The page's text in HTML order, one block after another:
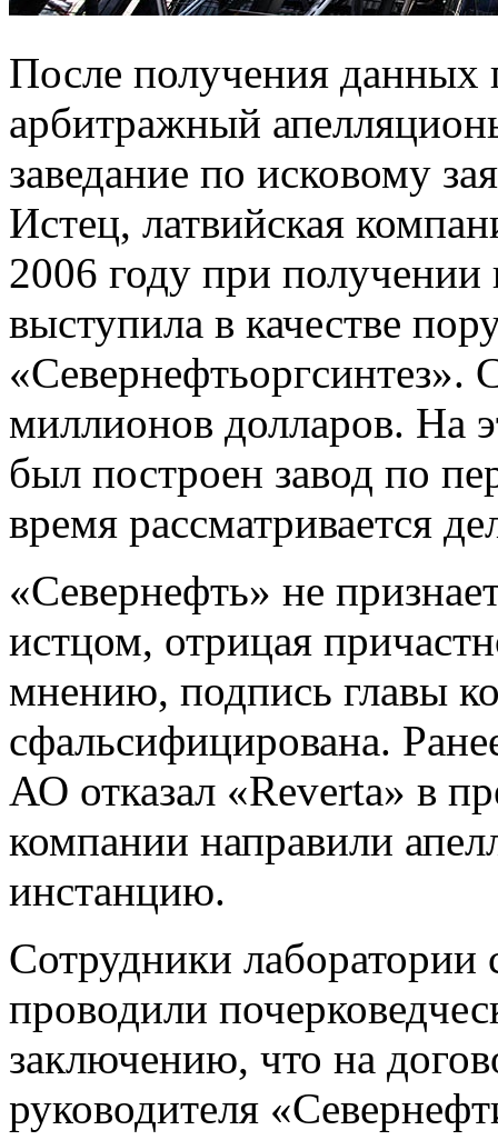
После получения данных
арбитражный
заведание по исковому
Истец, латвийская
2006 году при получении
выступила в качестве
«Севернефтьоргсинтез».
миллионов долларов. На
был построен завод по
время рассматривается
«Севернефть» не
истцом, отрицая
мнению, подпись главы
сфальсифицирована.
АО отказал «Reverta» в
компании направили
инстанцию.
Сотрудники лаборатории
проводили
заключению, что на
руководителя